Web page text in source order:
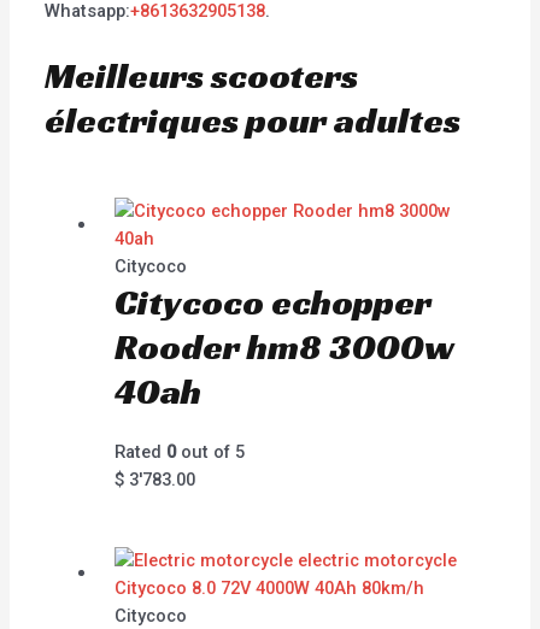
Whatsapp:+8613632905138.
Meilleurs scooters
électriques pour adultes
Citycoco
Citycoco echopper
Rooder hm8 3000w
40ah
Rated 0out of 5
$ 3'783.00
Citycoco